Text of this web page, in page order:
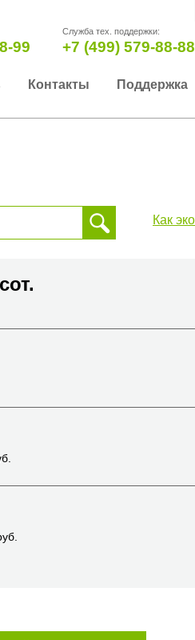
99
Служба тех. поддержки:
+7 (499) 579-88-88
Контакты Поддержка
Как